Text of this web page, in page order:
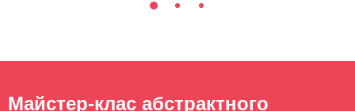
Майстер-клас абстрактного